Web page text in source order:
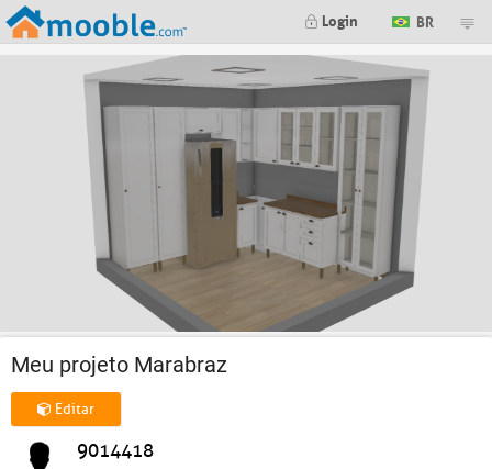
Login BR
Meu projeto Marabraz
Editar
9014418